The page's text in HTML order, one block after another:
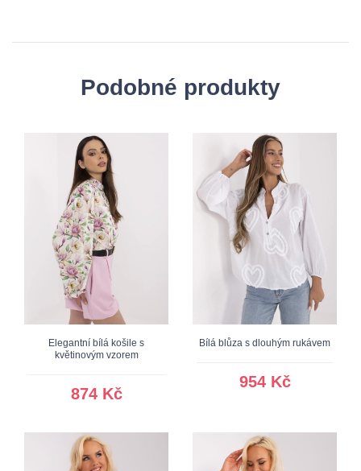
Podobné produkty
Elegantní bílá košile s
květinovým vzorem
874 Kč
Bílá blůza s dlouhým rukávem
954 Kč